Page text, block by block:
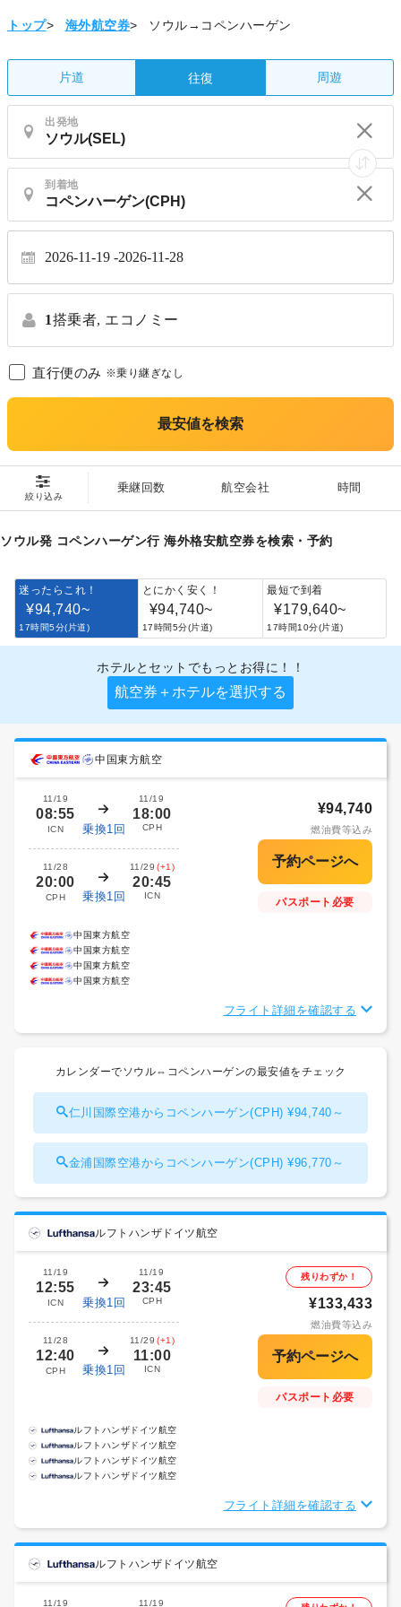
トップ> 海外航空券> ソウル→コペンハーゲン
片道 往復 周遊
出発地
到着地
2026-11-19 2026-11-28
1搭乗者, エコノミー
直行便のみ ※乗り継ぎなし
最安値を検索
絞り込み
乗継回数 航空会社 時間
ソウル発 コペンハーゲン行 海外格安航空券を検索・予約
迷ったらこれ！
¥94,740~
17時間5分(片道)
とにかく安く！
¥94,740~
17時間5分(片道)
最短で到着
¥179,640~
17時間10分(片道)
ホテルとセットでもっとお得に！！
航空券＋ホテルを選択する
中国東方航空
11/19
08:55
ICN 乗換1回
11/19
18:00
CPH
11/28
20:00
CPH 乗換1回
11/29 (+1)
20:45
ICN
¥94,740
燃油費等込み
パスポート必要
中国東方航空
中国東方航空
中国東方航空
中国東方航空
フライト詳細を確認する
カレンダーでソウル⇔コペンハーゲンの最安値をチェック
仁川国際空港からコペンハーゲン(CPH) ¥94,740～
金浦国際空港からコペンハーゲン(CPH) ¥96,770～
ルフトハンザドイツ航空
11/19
12:55
ICN 乗換1回
11/19
23:45
CPH
11/28
12:40
CPH 乗換1回
11/29 (+1)
11:00
ICN
残りわずか！
¥133,433
燃油費等込み
パスポート必要
ルフトハンザドイツ航空
ルフトハンザドイツ航空
ルフトハンザドイツ航空
ルフトハンザドイツ航空
フライト詳細を確認する
ルフトハンザドイツ航空
11/19 11/19